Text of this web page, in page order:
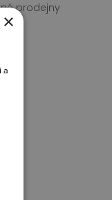
prodejny
×
a